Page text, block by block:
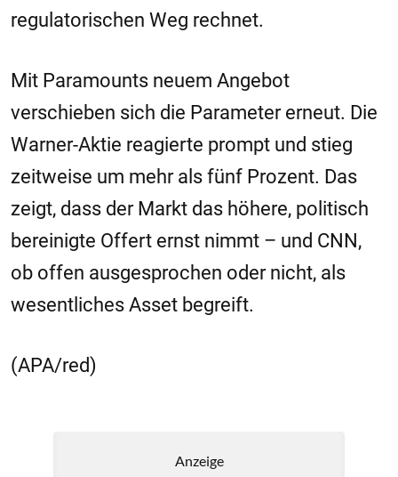
regulatorischen Weg rechnet.
Mit Paramounts neuem Angebot
verschieben sich die Parameter erneut. Die
Warner-Aktie reagierte prompt und stieg
zeitweise um mehr als fünf Prozent. Das
zeigt, dass der Markt das höhere, politisch
bereinigte Offert ernst nimmt – und CNN,
ob offen ausgesprochen oder nicht, als
wesentliches Asset begreift.
(APA/red)
Anzeige